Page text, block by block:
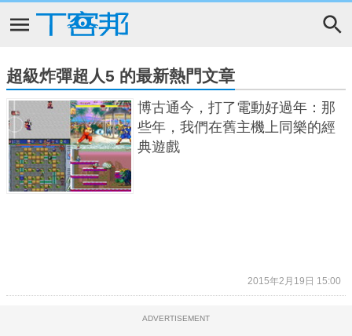
超級炸彈超人5 的最新熱門文章
博古通今，打了電動好過年：那
些年，我們在舊主機上同樂的經
典遊戲
2015年2月19日 15:00
ADVERTISEMENT